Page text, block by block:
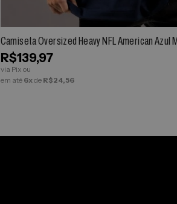
ESPIAR
Camiseta Oversized Heavy NFL American Azul
inho
R$139,97
via Pix ou
em até 6xde R$24,56